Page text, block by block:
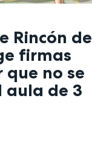
Rincón de
firmas
no se
aula de 3